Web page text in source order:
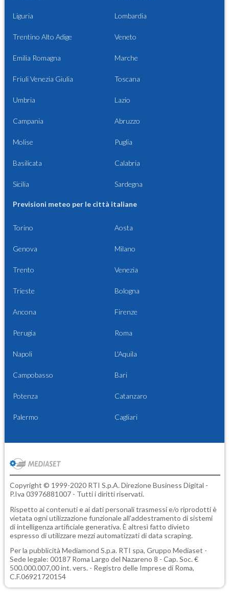
Liguria Lombardia
Trentino Alto Adige Veneto
Emilia Romagna Marche
Friuli Venezia Giulia Toscana
Umbria Lazio
Campania Abruzzo
Molise Puglia
Basilicata Calabria
Sicilia Sardegna
Previsioni meteo per le città italiane
Torino Aosta
Genova Milano
Trento Venezia
Trieste Bologna
Ancona Firenze
Perugia Roma
Napoli L'Aquila
Campobasso Bari
Potenza Catanzaro
Palermo Cagliari
Copyright © 1999-2020 RTI S.p.A. Direzione Business Digital -
P.Iva 03976881007 - Tutti i diritti riservati.
Rispetto ai contenuti e ai dati personali trasmessi e/o riprodotti è
vietata ogni utilizzazione funzionale all'addestramento di sistemi
di intelligenza artificiale generativa. È altresì fatto divieto
espresso di utilizzare mezzi automatizzati di data scraping.
Per la pubblicità Mediamond S.p.a. RTI spa, Gruppo Mediaset -
Sede legale: 00187 Roma Largo del Nazareno 8 - Cap. Soc. €
500.000.007,00 int. vers. - Registro delle Imprese di Roma,
C.F.06921720154